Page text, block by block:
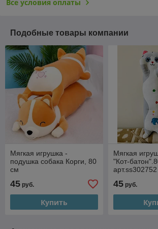
Все условия оплаты
Подобные товары компании
Мягкая игрушка -
подушка собака Корги, 80
см
45 руб.
Купить
Мягкая
"Кот-
арт.ss302752
45руб.